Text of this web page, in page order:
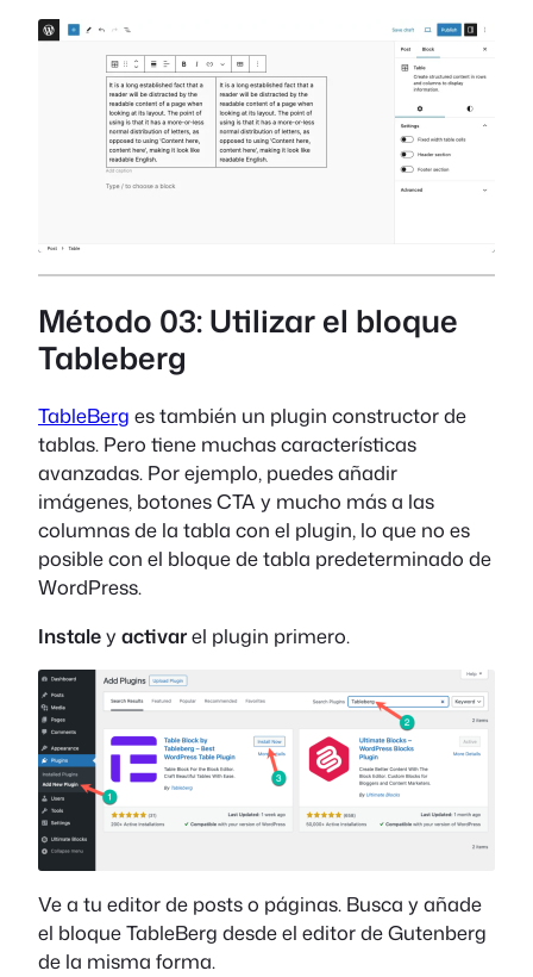
Método 03: Utilizar el bloque
Tableberg
TableBerg es también un plugin constructor de
tablas. Pero tiene muchas características
avanzadas. Por ejemplo, puedes añadir
imágenes, botones CTA y mucho más a las
columnas de la tabla con el plugin, lo que no es
posible con el bloque de tabla predeterminado de
WordPress.
Instaleyactivarel plugin primero.
Ve a tu editor de posts o páginas. Busca y añade
el bloque TableBerg desde el editor de Gutenberg
de la misma forma.